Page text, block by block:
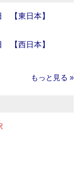
【東日本】
【西日本】
もっと見る »